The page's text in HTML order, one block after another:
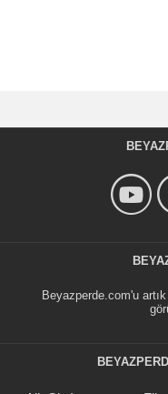
Beyazperde.com'u